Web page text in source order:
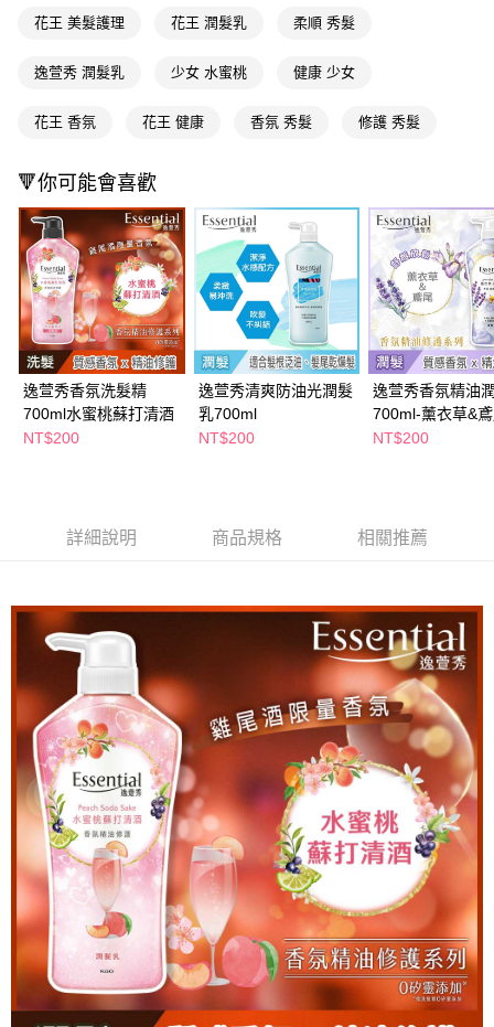
３．收到繳費通知簡訊後14天內，點擊此簡訊中的連結，可透過四大超商／
※ 請注意：結帳手續完成當下不需立刻繳費，但若您需要取消訂單，請聯絡
※ 交易是否成功請以「AFTEE先享後付 」之結帳頁面顯示為準，若有關於
客戶支援中心」
https://netprotections.freshdesk.com/support/home
【注意事項】
１．透過由恩沛科技股份有限公司提供之「AFTEE先享後付」服務完成之交
易，需依本服務之必要範圍內提供個人資料，並將交易相關給付款項請求債
權轉讓予恩沛科技股份有限公司。
２．關於個人資料處理事宜，請瀏覽以下網址：
https://aftee.tw/terms/#terms3
３．未成年的使用者請事先徵得法定代理人或監護人之同意方可使用
「AFTEE先享後付」，若未經同意申辦者引起之損失，本公司不負相關責
任。
４．使用「AFTEE先享後付」時，將依據個別帳號之用戶狀況，依本公司即
時審查核予不同之上限額度；若仍有額度不足之情形，本公司將視審查結果
請求用戶進行身份認證。
５．嚴禁一人註冊多個帳號或使用他人資訊註冊。若發現惡意使用之情形，
每筆NT$65，滿NT$390(含以上)免運費
付款後萊爾富取貨
每筆NT$65，滿NT$490(含以上)免運費
付款後7-11取貨
每筆NT$65，滿NT$490(含以上)免運費
宅配(本島)
每筆NT$100，滿NT$790(含以上)免運費
付款後寶雅門市自取(由倉庫統一出貨)
每筆NT$80，滿NT$290(含以上)免運費
花王 美髮護理 花王 潤髮乳 柔順 秀髮
逸萱秀 潤髮乳 少女 水蜜桃 健康 少女
花王 香氛 花王 健康 香氛 秀髮 修護 秀髮
🔻你可能會喜歡
逸萱秀香氛洗髮精
700ml水蜜桃蘇打清酒
NT$200
逸萱秀清爽防油光潤髮
乳700ml
NT$200
逸萱秀香氛精油
700ml-薰衣草&
NT$200
詳細說明 商品規格 相關推薦